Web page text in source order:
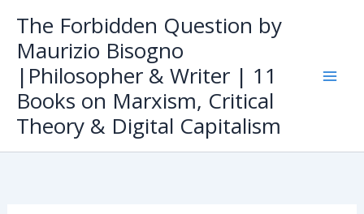
content
The Forbidden Question by
Maurizio Bisogno
|Philosopher & Writer | 11
Books on Marxism, Critical
Theory & Digital Capitalism